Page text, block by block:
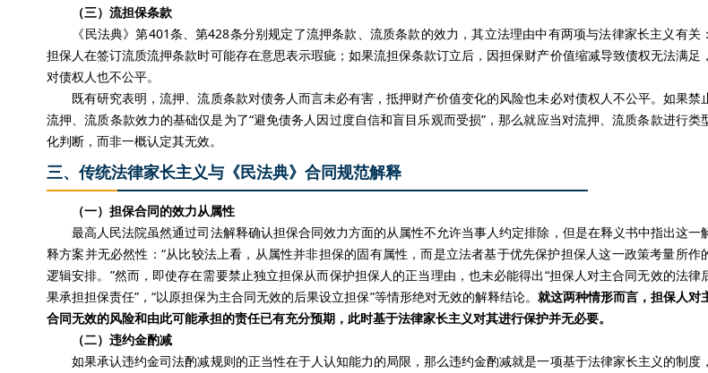
（三）流担保条款
《民法典》第401条、第428条分别规定了流押条款、流质条款的效力，其立法理由中有两项与法律家长主义有关：
担保人在签订流质流押条款时可能存在意思表示瑕疵；如果流担保条款订立后，因担保财产价值缩减导致债权无法满足，
对债权人也不公平。
既有研究表明，流押、流质条款对债务人而言未必有害，抵押财产价值变化的风险也未必对债权人不公平。如果禁
流押、流质条款效力的基础仅是为了“避免债务人因过度自信和盲目乐观而受损”，那么就应当对流押、流质条款进行类
化判断，而非一概认定其无效。
三、传统法律家长主义与《民法典》合同规范解释
（一）担保合同的效力从属性
最高人民法院虽然通过司法解释确认担保合同效力方面的从属性不允许当事人约定排除，但是在释义书中指出这一
释方案并无必然性：“从比较法上看，从属性并非担保的固有属性，而是立法者基于优先保护担保人这一政策考量所作
逻辑安排。”然而，即使存在需要禁止独立担保从而保护担保人的正当理由，也未必能得出“担保人对主合同无效的法律
果承担担保责任”，“以原担保为主合同无效的后果设立担保”等情形绝对无效的解释结论。 就这两种情形而言，担保人对
合同无效的风险和由此可能承担的责任已有充分预期，此时基于法律家长主义对其进行保护并无必要。
（二）违约金酌减
如果承认违约金司法酌减规则的正当性在于人认知能力的局限，那么违约金酌减就是一项基于法律家长主义的制度，